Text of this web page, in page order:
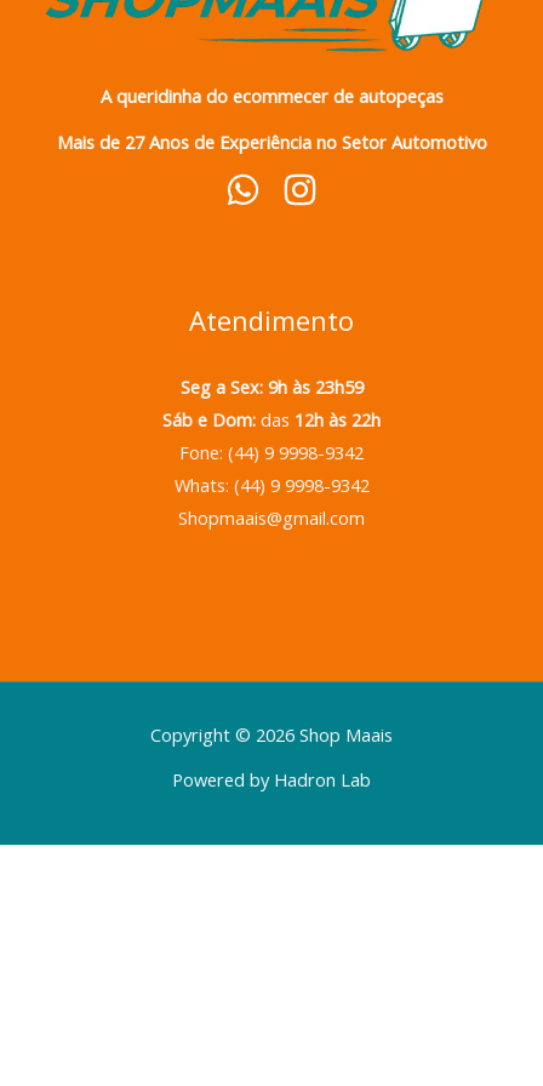
A queridinha do ecommecer de autopeças
Mais de 27 Anos de Experiência no Setor Automotivo
Atendimento
Seg a Sex: 9h às 23h59
Sáb e Dom: das 12h às 22h
Fone: (44) 9 9998-9342
Whats: (44) 9 9998-9342
Shopmaais@gmail.com
Copyright © 2026 Shop Maais
Powered by Hadron Lab